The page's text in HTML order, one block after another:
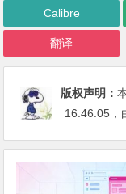
Calibre
翻译
版权声明：
16:46:05 ，